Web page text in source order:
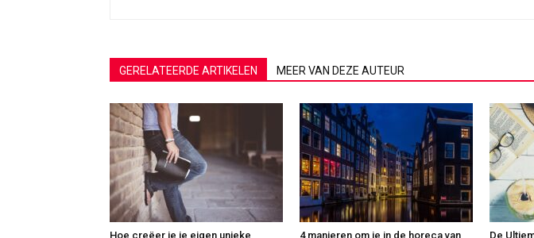
GERELATEERDE ARTIKELEN MEER VAN DEZE AUTEUR
Hoe creëer je je eigen unieke
4 manieren om je in de horeca van
De